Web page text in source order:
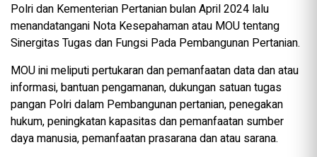
Polri dan Kementerian Pertanian bulan April 2024 lalu
menandatangani Nota Kesepahaman atau MOU tentang
Sinergitas Tugas dan Fungsi Pada Pembangunan Pertanian.
MOU ini meliputi pertukaran dan pemanfaatan data dan atau
informasi, bantuan pengamanan, dukungan satuan tugas
pangan Polri dalam Pembangunan pertanian, penegakan
hukum, peningkatan kapasitas dan pemanfaatan sumber
daya manusia, pemanfaatan prasarana dan atau sarana.